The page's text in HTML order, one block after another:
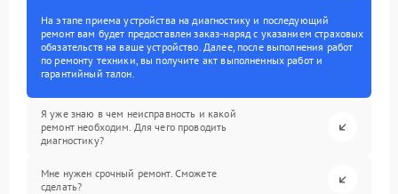
На этапе приема устройства на диагностику и последующий
ремонт вам будет предоставлен заказ-наряд с указанием страховых
обязательств на ваше устройство. Далее, после выполнения работ
по ремонту техники, вы получите акт выполненных работ и
гарантийный талон.
Я уже знаю в чем неисправность и какой
ремонт необходим. Для чего проводить
диагностику?
Мне нужен срочный ремонт. Сможете
сделать?